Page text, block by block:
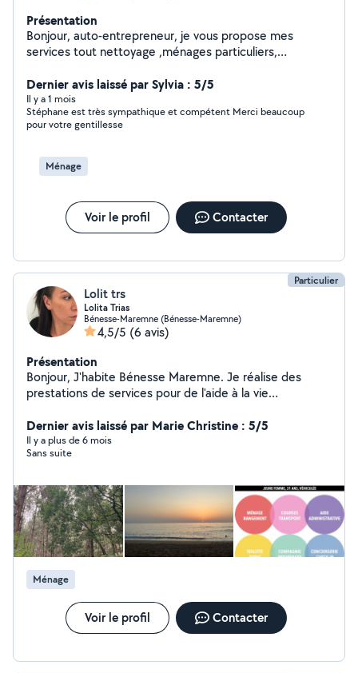
Présentation
Bonjour, auto-entrepreneur, je vous propose mes
services tout nettoyage ,ménages particuliers,
déménagement , remise en états , nettoyage extérieur,
travail pro et soignée , n'hésitez pas a me contacter ..
Dernier avis laissé par Sylvia : 5/5
Il y a 1 mois
Stéphane est très sympathique et compétent Merci beaucoup
pour votre gentillesse
Ménage
Voir le profil Contacter
Particulier
Lolit trs
Lolita Trias
Bénesse-Maremne (Bénesse-Maremne)
4,5/5 (6 avis)
Présentation
Bonjour, J'habite Bénesse Maremne. Je réalise des
prestations de services pour de l'aide à la vie
administrative Aide ménagère Gestion locative
Véhiculée Disponible Méticuleuse Je reste à votre
disposition
Dernier avis laissé par Marie Christine : 5/5
Il y a plus de 6 mois
Sans suite
Ménage
Voir le profil Contacter